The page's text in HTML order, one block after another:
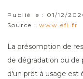
Publié le : 01/12/
Source : www.efl.fr
La présomption de
de dégradation ou
d'un prêt à usage est